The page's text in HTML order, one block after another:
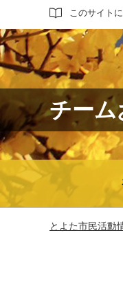
このサイト
サイト内検索
チーム
とよた市民活動